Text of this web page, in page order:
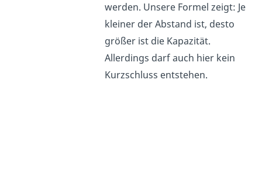
werden. Unsere Formel zeigt: Je
kleiner der Abstand ist, desto
größer ist die Kapazität.
Allerdings darf auch hier kein
Kurzschluss entstehen.